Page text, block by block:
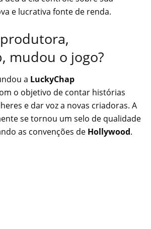
e lucrativa fonte de renda.
mudou o jogo?
a LuckyChap
o objetivo de contar histórias
e dar voz a novas criadoras. A
se tornou um selo de qualidade
as convenções de Hollywood.